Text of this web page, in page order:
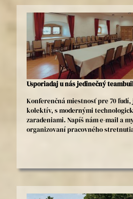
Usporiadaj u nás jedinečný
Konferenčná miestnosť pre 70
kolektív, s modernými
zaradeniami. Napíš nám e-mail a
organizovaní pracovného